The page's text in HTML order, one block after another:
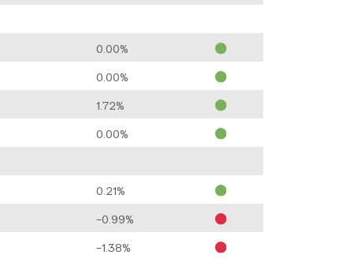
0.00%
0.00%
1.72%
0.00%
0.21%
-0.99%
-1.38%